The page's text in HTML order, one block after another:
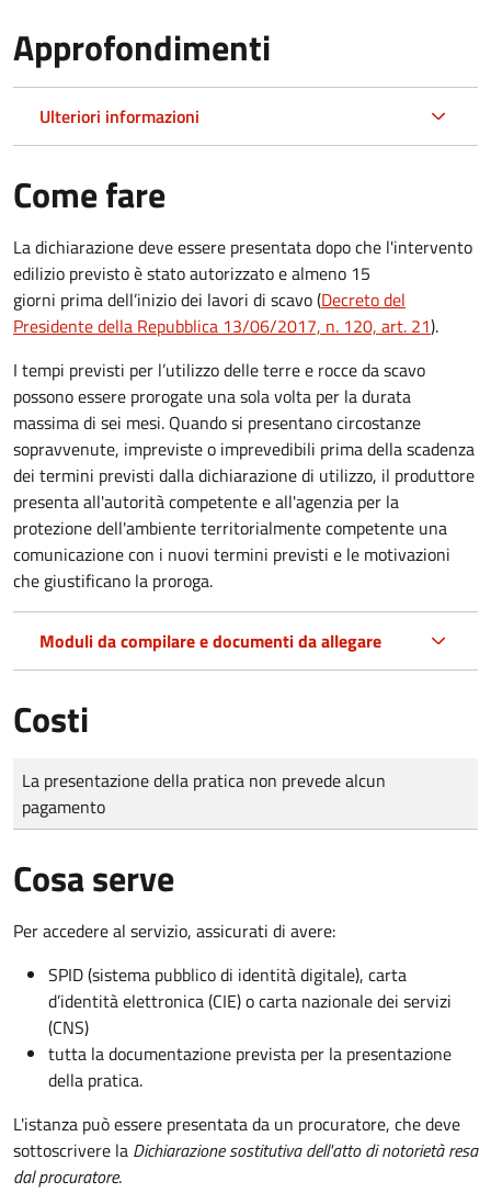
Approfondimenti
Ulteriori informazioni
Come fare
La dichiarazione deve essere presentata dopo che l'intervento
edilizio previsto è stato autorizzato e almeno 15
giorni primadell’inizio dei lavori di scavo (Decreto del
Presidente della Repubblica 13/06/2017, n. 120, art. 21).
I tempi previsti per l’utilizzo delle terre e rocce da scavo
possono essere prorogate una sola volta per la durata
massima di sei mesi. Quando si presentano circostanze
sopravvenute, impreviste o imprevedibili prima della scadenza
dei termini previsti dalla dichiarazione di utilizzo, il produttore
presenta all'autorità competente e all'agenzia per la
protezione dell'ambiente territorialmente competente una
comunicazione con i nuovi termini previsti e le motivazioni
che giustificano la proroga.
Moduli da compilare e documenti da allegare
Costi
Tipo di pagamento
Importo
La presentazione della pratica non prevede alcun
pagamento
Cosa serve
Per accedere al servizio, assicurati di avere:
SPID (sistema pubblico di identità digitale), carta
d’identità elettronica (CIE) o carta nazionale dei servizi
(CNS)
tutta la documentazione prevista per la presentazione
della pratica.
L'istanza può essere presentata da un procuratore, che deve
sottoscrivere la Dichiarazione sostitutiva dell'atto di notorietà resa
dal procuratore.